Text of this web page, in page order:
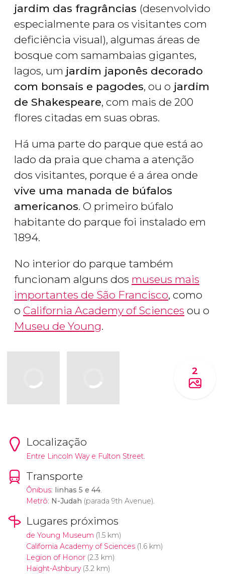
jardim das fragrâncias (desenvolvido
especialmente para os visitantes com
deficiência visual), algumas áreas de
bosque com samambaias gigantes,
lagos, um jardim japonês decorado
com bonsais e pagodes, ou o jardim
de Shakespeare, com mais de 200
flores citadas em suas obras.
Há uma parte do parque que está ao
lado da praia que chama a atenção
dos visitantes, porque é a área onde
vive uma manada de búfalos
americanos. O primeiro búfalo
habitante do parque foi instalado em
1894.
No interior do parque também
funcionam alguns dos museus mais
importantes de São Francisco, como
o California Academy of Sciences ou o
Museu de Young.
2
Localização
Entre Lincoln Way e Fulton Street.
Transporte
Ônibus: linhas 5 e 44.
Metrô: N-Judah (parada 9th Avenue).
Lugares próximos
de Young Museum (1.5 km)
California Academy of Sciences(1.6 km)
Legion of Honor(2.3 km)
Haight-Ashbury(3.2 km)